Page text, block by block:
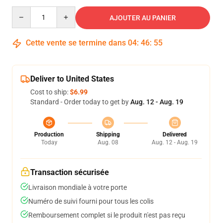
AJOUTER AU PANIER
Cette vente se termine dans 04: 46: 54
Deliver to United States
Cost to ship:$6.99
Standard - Order today to get byAug. 12 - Aug. 19
Production
Today
Shipping
Aug. 08
Delivered
Aug. 12 - Aug. 19
Transaction sécurisée
Livraison mondiale à votre porte
Numéro de suivi fourni pour tous les colis
Remboursement complet si le produit n'est pas reçu